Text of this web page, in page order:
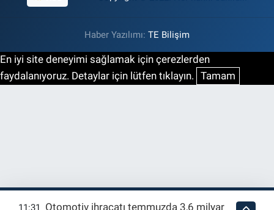
Haber Yazılımı: TE Bilişim
En iyi site deneyimi sağlamak için çerezlerden
faydalanıyoruz. Detaylar için lütfen tıklayın. Tamam
11:31 Otomotiv ihracatı temmuzda 3,6 milyar